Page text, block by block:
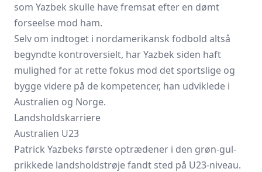
som Yazbek skulle have fremsat efter en dømt
forseelse mod ham.
Selv om indtoget i nordamerikansk fodbold altså
begyndte kontroversielt, har Yazbek siden haft
mulighed for at rette fokus mod det sportslige og
bygge videre på de kompetencer, han udviklede i
Australien og Norge.
Landsholdskarriere
Australien U23
Patrick Yazbeks første optrædener i den grøn-gul-
prikkede landsholdstrøje fandt sted på U23-niveau.